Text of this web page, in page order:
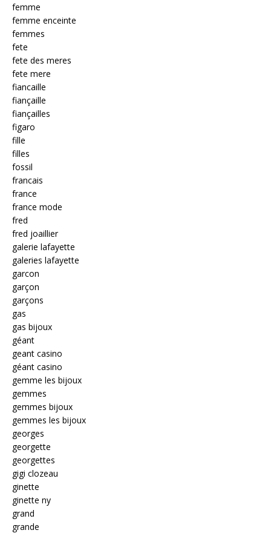
femme
femme enceinte
femmes
fete
fete des meres
fete mere
fiancaille
fiançaille
fiançailles
figaro
fille
filles
fossil
francais
france
france mode
fred
fred joaillier
galerie lafayette
galeries lafayette
garcon
garçon
garçons
gas
gas bijoux
géant
geant casino
géant casino
gemme les bijoux
gemmes
gemmes bijoux
gemmes les bijoux
georges
georgette
georgettes
gigi clozeau
ginette
ginette ny
grand
grande